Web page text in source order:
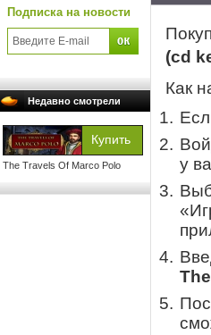
Подписка на новости
Недавно смотрели
The Travels Of Marco Polo
(cd
Как
у